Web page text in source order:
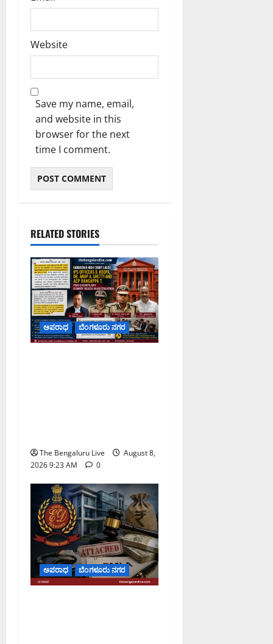
Website
Save my name, email,
and website in this
browser for the next
time I comment.
RELATED STORIES
ಅಪರಾಧ ಬೆಂಗಳೂರು ನಗರ
The Bengaluru Live
August 8,
2026 9:23 AM
0
ಅಪರಾಧ ಬೆಂಗಳೂರು ನಗರ